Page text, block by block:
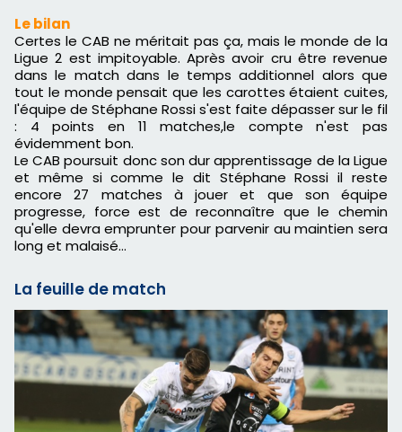
Le bilan
Certes le CAB ne méritait pas ça, mais le monde de la
Ligue 2 est impitoyable. Après avoir cru être revenue
dans le match dans le temps additionnel alors que
tout le monde pensait que les carottes étaient cuites,
l'équipe de Stéphane Rossi s'est faite dépasser sur le fil
: 4 points en 11 matches,le compte n'est pas
évidemment bon.
Le CAB poursuit donc son dur apprentissage de la Ligue
et même si comme le dit Stéphane Rossi il reste
encore 27 matches à jouer et que son équipe
progresse, force est de reconnaître que le chemin
qu'elle devra emprunter pour parvenir au maintien sera
long et malaisé…
La feuille de match